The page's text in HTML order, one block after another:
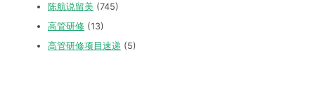
陈航说留美 (745)
高管研修 (13)
高管研修项目速递 (5)